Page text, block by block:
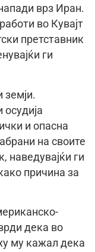
врз Иран.
во Кувајт
претставник
ги
земји.
и опасна
на своите
наведувајќи ги
причина за
дека во
му кажал дека